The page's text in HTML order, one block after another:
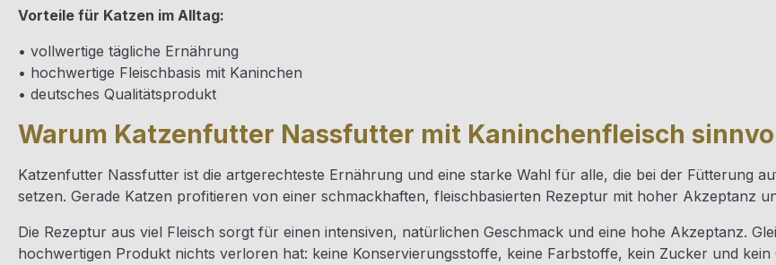
Vorteile für Katzen im Alltag:
• vollwertige tägliche Ernährung
• hochwertige Fleischbasis mit Kaninchen
• deutsches Qualitätsprodukt
Warum Katzenfutter Nassfutter mit Kaninchenfleisch
Katzenfutter Nassfutter ist die artgerechteste Ernährung und eine starke Wahl für alle, die bei der Fütterung
setzen. Gerade Katzen profitieren von einer schmackhaften, fleischbasierten Rezeptur mit hoher Akzeptanz
Die Rezeptur aus viel Fleisch sorgt für einen intensiven, natürlichen Geschmack und eine hohe Akzeptanz.
hochwertigen Produkt nichts verloren hat: keine Konservierungsstoffe, keine Farbstoffe, kein Zucker und